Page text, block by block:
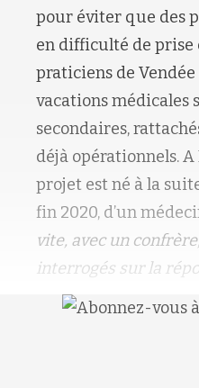
pour éviter que des
en difficulté de prise
praticiens de
vacations médicales
secondaires,
déjà opérationnels.
projet est né à la
fin 2020, d’un
vite, avec un
interrogés sur la